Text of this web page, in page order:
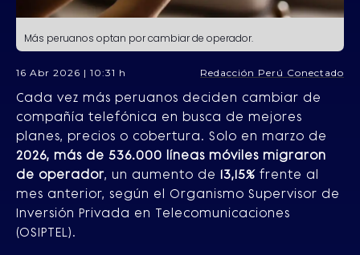
Más peruanos optan por cambiar de operador.
16 Abr 2026 | 10:31 h Redacción Perú Conectado
Cada vez más peruanos deciden cambiar de
compañía telefónica en busca de mejores
planes, precios o cobertura. Solo en marzo de
2026, más de 536.000 líneas móviles migraron
de operador, un aumento de 13,15% frente al
mes anterior, según el Organismo Supervisor de
Inversión Privada en Telecomunicaciones
(OSIPTEL).